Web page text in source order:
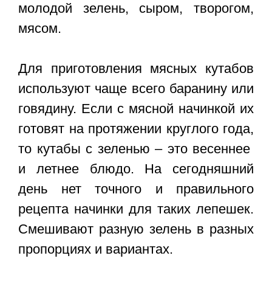
молодой зелень, сыром, творогом,
мясом.
Для приготовления мясных кутабов
используют чаще всего баранину или
говядину. Если с мясной начинкой их
готовят на протяжении круглого года,
то кутабы с зеленью – это весеннее
и летнее блюдо. На сегодняшний
день нет точного и правильного
рецепта начинки для таких лепешек.
Смешивают разную зелень в разных
пропорциях и вариантах.